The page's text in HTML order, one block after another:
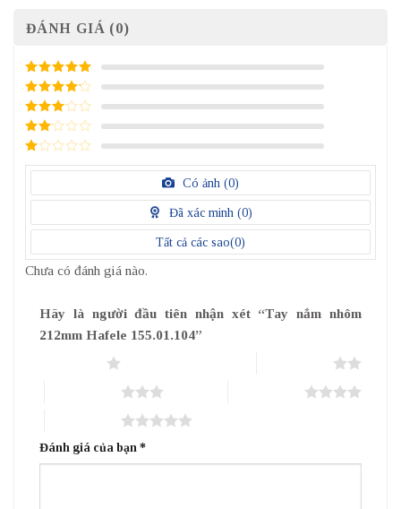
ĐÁNH GIÁ (0)
5/ 5 điểm
4/ 5
điểm
3/ 5
điểm
2/
điểm
1
điểm
Có ảnh (0)
Đã xác minh (0)
Tất cả các sao(0)
Chưa có đánh giá nào.
Hãy là người đầu tiên nhận xét “Tay nắm nhôm
212mm Hafele 155.01.104”
Đánh giá của bạn *